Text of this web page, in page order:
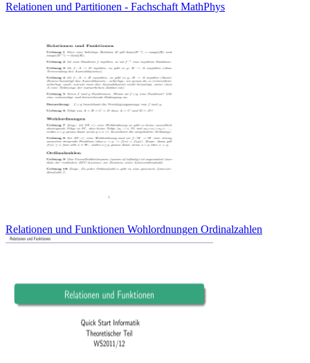
Relationen und Partitionen - Fachschaft MathPhys
Relationen und Funktionen Wohlordnungen Ordinalzahlen